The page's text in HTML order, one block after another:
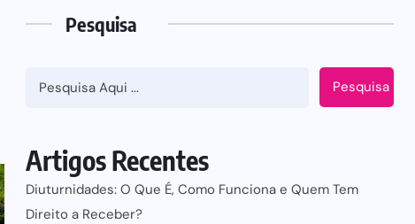
Pesquisa
Pesquisa
Artigos Recentes
Diuturnidades: O Que É, Como Funciona e Quem Tem
Direito a Receber?